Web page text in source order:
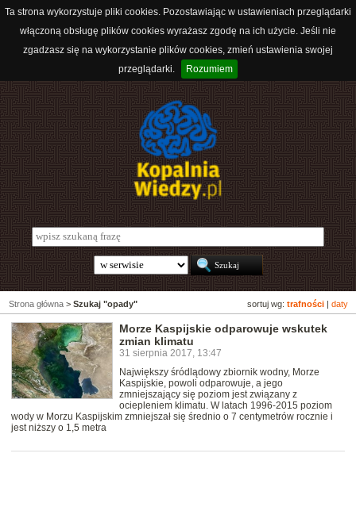
Ta strona wykorzystuje pliki cookies. Pozostawiając w ustawieniach przeglądarki
włączoną obsługę plików cookies wyrażasz zgodę na ich użycie. Jeśli nie
zgadzasz się na wykorzystanie plików cookies, zmień ustawienia swojej
przeglądarki.
Rozumiem
sortuj wg: trafności daty
Strona główna > Szukaj "opady"
Morze Kaspijskie odparowuje wskutek
zmian klimatu
31 sierpnia 2017, 13:47
Największy śródlądowy zbiornik wodny, Morze
Kaspijskie, powoli odparowuje, a jego
zmniejszający się poziom jest związany z
ociepleniem klimatu. W latach 1996-2015 poziom
wody w Morzu Kaspijskim zmniejszał się średnio o 7 centymetrów rocznie i
jest niższy o 1,5 metra